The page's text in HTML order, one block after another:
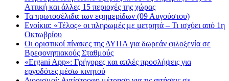
Αττική και άλλες 15 περιοχές της χώρας
Τα πρωτοσέλιδα των εφημερίδων (09 Αυγούστου)
Ενοίκια: «Τέλος» οι πληρωμές με μετρητά – Τι ισχύει από 1η
Οκτωβρίου
Οι οριστικοί πίνακες της ΔΥΠΑ για δωρεάν φιλοξενία σε
Βρεφονηπιακούς Σταθμούς
«Ergani App»: Γρήγορες και απλές προσλήψεις για
εργοδότες μέσω κινητού